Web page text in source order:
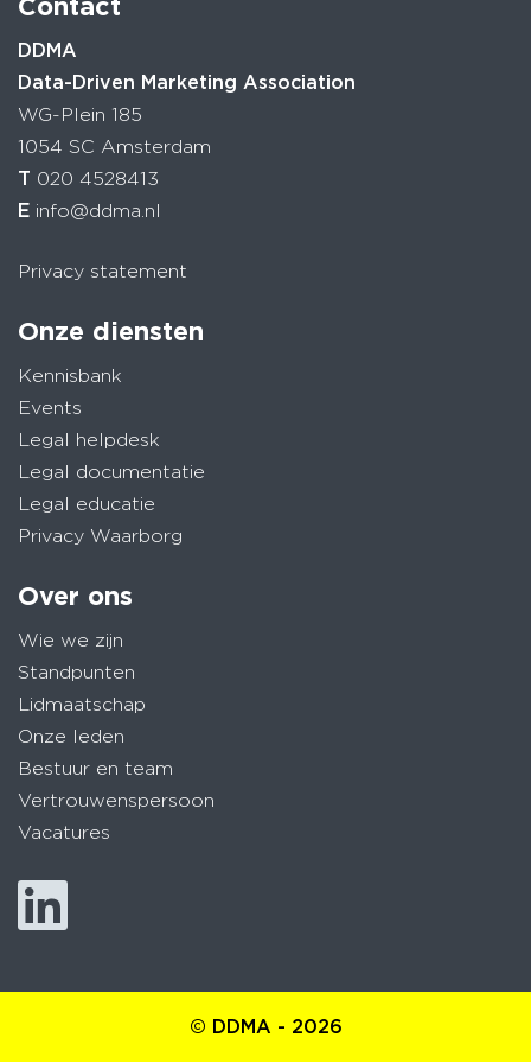
DDMA
Data-Driven Marketing Association
WG-Plein 185
1054 SC Amsterdam
T 020 4528413
E info@ddma.nl
Privacy statement
Onze diensten
Kennisbank
Events
Legal helpdesk
Legal documentatie
Legal educatie
Privacy Waarborg
Over ons
Wie we zijn
Standpunten
Lidmaatschap
Onze leden
Bestuur en team
Vertrouwenspersoon
Vacatures
© DDMA - 2026